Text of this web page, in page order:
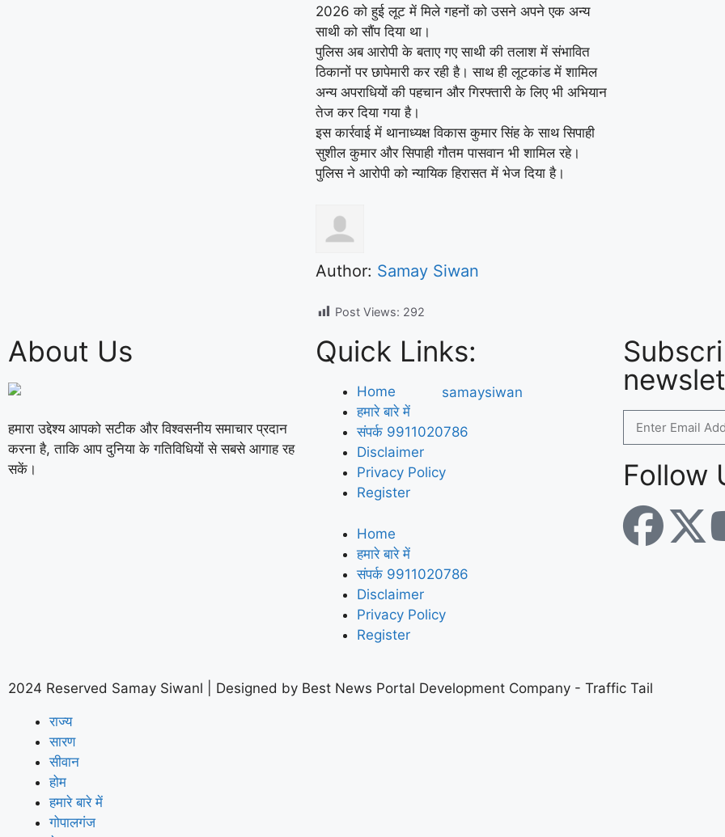
2026 को हुई लूट में मिले गहनों को उसने अपने एक अन्य
साथी को सौंप दिया था।
पुलिस अब आरोपी के बताए गए साथी की तलाश में संभावित
ठिकानों पर छापेमारी कर रही है। साथ ही लूटकांड में शामिल
अन्य अपराधियों की पहचान और गिरफ्तारी के लिए भी अभियान
तेज कर दिया गया है।
इस कार्रवाई में थानाध्यक्ष विकास कुमार सिंह के साथ सिपाही
सुशील कुमार और सिपाही गौतम पासवान भी शामिल रहे।
पुलिस ने आरोपी को न्यायिक हिरासत में भेज दिया है।
Author: Samay Siwan
Post Views: 292
About Us
हमारा उद्देश्य आपको सटीक और विश्वसनीय समाचार प्रदान
करना है, ताकि आप दुनिया के गतिविधियों से सबसे आगाह रह
सकें।
Quick Links:
Home
हमारे बारे में
संपर्क 9911020786
Disclaimer
Privacy Policy
Register
Home
हमारे बारे में
संपर्क 9911020786
Disclaimer
Privacy Policy
Register
Follow
2024 Reserved Samay Siwanl | Designed by Best News Portal Development Company - Traffic Tail
राज्य
सारण
सीवान
होम
हमारे बारे में
गोपालगंज